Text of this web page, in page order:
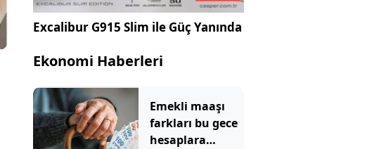
Excalibur G915 Slim ile Güç Yanında
Ekonomi Haberleri
Emekli maaşı
farkları bu gece
hesaplara